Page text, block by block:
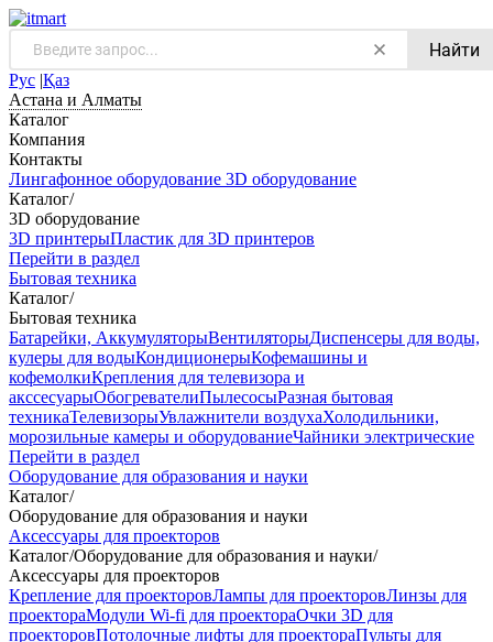
Найти
Рус |Қаз
Астана и Алматы
Каталог
Компания
Контакты
Лингафонное оборудование 3D оборудование
Каталог/
3D оборудование
3D принтерыПластик для 3D принтеров
Перейти в раздел
Бытовая техника
Каталог/
Бытовая техника
Батарейки, АккумуляторыВентиляторыДиспенсеры для воды,
кулеры для водыКондиционерыКофемашины и
кофемолкиКрепления для телевизора и
акссесуарыОбогревателиПылесосыРазная бытовая
техникаТелевизорыУвлажнители воздухаХолодильники,
морозильные камеры и оборудованиеЧайники электрические
Перейти в раздел
Оборудование для образования и науки
Каталог/
Оборудование для образования и науки
Аксессуары для проекторов
Каталог/Оборудование для образования и науки/
Аксессуары для проекторов
Крепление для проекторовЛампы для проекторовЛинзы для
проектораМодули Wi-fi для проектораОчки 3D для
проекторовПотолочные лифты для проектораПульты для